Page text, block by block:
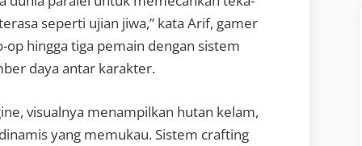
seperti ujian jiwa,” kata Arif, gamer
op hingga tiga pemain dengan sistem
daya antar karakter.
visualnya menampilkan hutan kelam,
yang memukau. Sistem crafting